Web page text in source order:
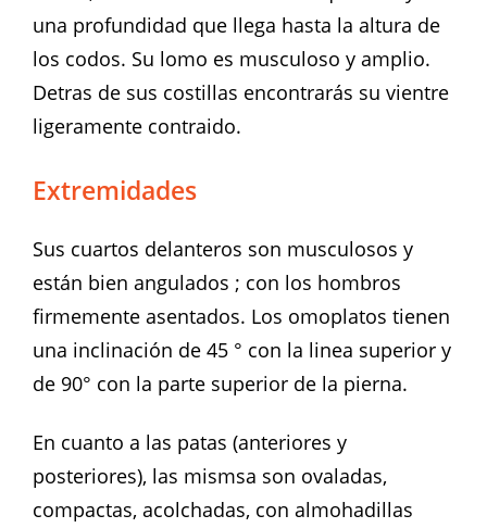
una profundidad que llega hasta la altura de
los codos. Su lomo es musculoso y amplio.
Detras de sus costillas encontrarás su vientre
ligeramente contraido.
Extremidades
Sus cuartos delanteros son musculosos y
están bien angulados ; con los hombros
firmemente asentados. Los omoplatos tienen
una inclinación de 45 ° con la linea superior y
de 90° con la parte superior de la pierna.
En cuanto a las patas (anteriores y
posteriores), las mismsa son ovaladas,
compactas, acolchadas, con almohadillas